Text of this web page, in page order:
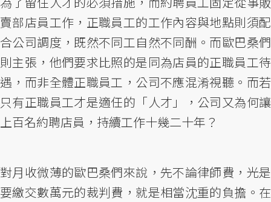
賣部店員工作，正職員工的工作內容與地點則須配
合公司調度，既然不同工自然不同酬。而歐巴桑們
則主張，他們要求比照的是同為店員的正職員工待
遇，而非全體正職員工，公司不應混淆視聽。而若
只有正職員工才是適任的「人才」，公司又為何讓
上百名約聘店員，持續工作十幾二十年？
對月收微薄的歐巴桑們來說，先不論律師費，光是
要繳交數萬元的裁判費，就是相當沈重的負擔。在